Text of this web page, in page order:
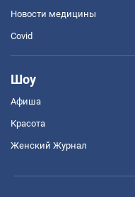
Новости медицины
Covid
Шоу
Афиша
Красота
Женский Журнал